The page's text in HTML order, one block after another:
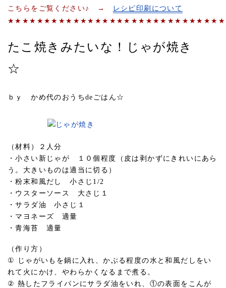
こちらをご覧ください♪ →
レシピ印刷について
たこ焼きみたいな！じゃが焼き
☆
ｂｙ かめ代のおうちdeごはん☆
（材料）２人分
・小さい新じゃが １０個程度（皮は剥かずにきれいにあら
う。大きいものは適当に切る）
・粉末和風だし 小さじ1/2
・ウスターソース 大さじ１
・サラダ油 小さじ１
・マヨネーズ 適量
・青海苔 適量
（作り方）
① じゃがいもを鍋に入れ、かぶる程度の水と和風だしをい
れて火にかけ、やわらかくなるまで煮る。
② 熱したフライパンにサラダ油をいれ、①の表面をこんが